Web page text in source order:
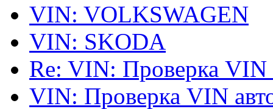
VIN: VOLKSWAGEN
VIN: SKODA
Re: VIN: Проверка VIN
VIN: Проверка VIN